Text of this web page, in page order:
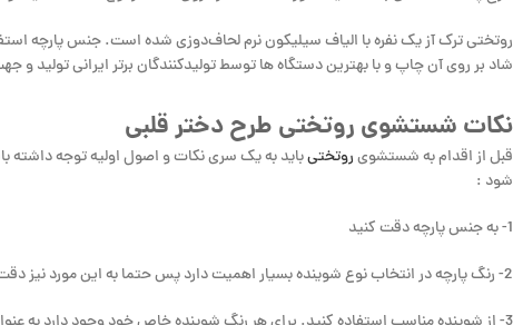
روتختی ترک آز یک نفره با الیاف سیلیکون نرم لحاف‌دوزی شده است. جنس پارچه
شاد بر روی آن چاپ و با بهترین دستگاه ها توسط تولیدکنندگان برتر ایرانی تولید و
نکات شستشوی روتختی طرح دختر قلبی
قبل از اقدام به شستشویروتختیباید به یک سری نکات و اصول اولیه توجه
شود :
1- به جنس پارچه دقت کنید
2- رنگ پارچه در انتخاب نوع شوینده بسیار اهمیت دارد پس حتما به این مورد نیز دقت داشته باشید.